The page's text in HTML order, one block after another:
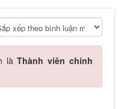
làThành viên chính